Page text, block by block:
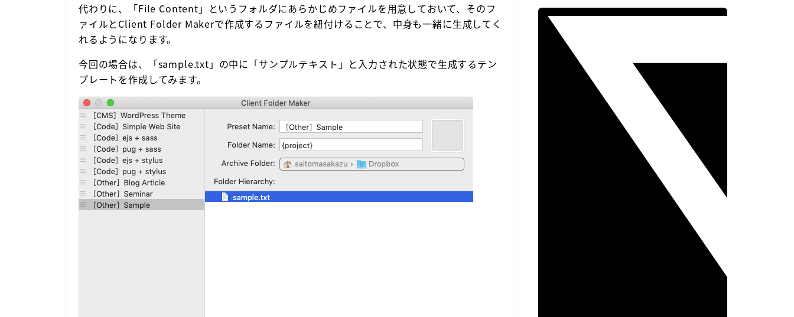
代わりに、「File Content」というフォルダにあらかじめファイルを用意しておいて、そのフ
ァイルとClient Folder Makerで作成するファイルを紐付けることで、中身も一緒に生成してく
れるようになります。
今回の場合は、「sample.txt」の中に「サンプルテキスト」と入力された状態で生成するテン
プレートを作成してみます。